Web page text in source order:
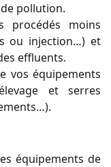
pollution.
procédés moins
ou injection…) et
effluents.
vos équipements
et serres
équipements de